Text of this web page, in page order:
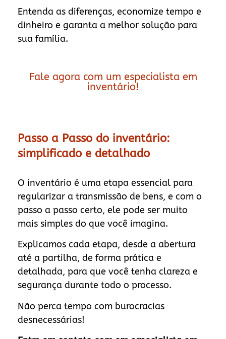
Entenda as diferenças, economize tempo e
dinheiro e garanta a melhor solução para
sua família.
Fale agora com um especialista em
inventário!
Passo a Passo do inventário:
simplificado e detalhado
O inventário é uma etapa essencial para
regularizar a transmissão de bens, e com o
passo a passo certo, ele pode ser muito
mais simples do que você imagina.
Explicamos cada etapa, desde a abertura
até a partilha, de forma prática e
detalhada, para que você tenha clareza e
segurança durante todo o processo.
Não perca tempo com burocracias
desnecessárias!